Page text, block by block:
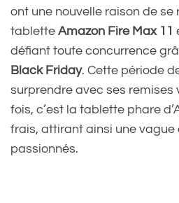
ont une nouvelle raison de se
tablette Amazon Fire Max 11
défiant toute concurrence
Black Friday. Cette période
surprendre avec ses remises
fois, c’est la tablette phare
frais, attirant ainsi une vague
passionnés.